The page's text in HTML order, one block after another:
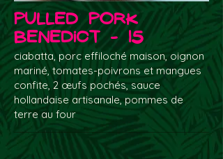
Pulled Pork
Benedict - 15
ciabatta, porc effiloché maison, oignon
mariné, tomates-poivrons et mangues
confite, 2 œufs pochés, sauce
hollandaise artisanale, pommes de
terre au four